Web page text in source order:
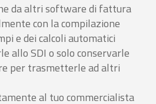
da altri software di fattura
con la compilazione
e dei calcoli automatici
allo SDI o solo conservarle
per trasmetterle ad altri
al tuo commercialista